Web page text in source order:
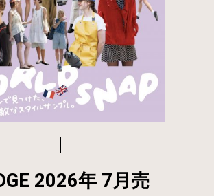
2026年 7月売